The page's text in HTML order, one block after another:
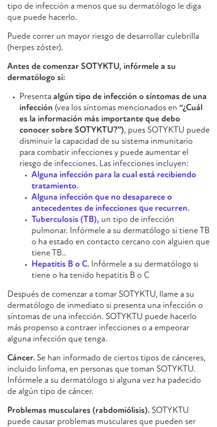
tipo de infección a menos que su dermatólogo le diga
que puede hacerlo.
Puede correr un mayor riesgo de desarrollar culebrilla
(herpes zóster).
Antes de comenzar SOTYKTU, infórmele a su
dermatólogo si:
Presenta algún tipo de infección o síntomas de una
infección (vea los síntomas mencionados en “¿Cuál
es la información más importante que debo
conocer sobre SOTYKTU?”), pues SOTYKTU puede
disminuir la capacidad de su sistema inmunitario
para combatir infecciones y puede aumentar el
riesgo de infecciones. Las infecciones incluyen:
Alguna infección para la cual está recibiendo
tratamiento.
Alguna infección que no desaparece o
antecedentes de infecciones que recurren.
Tuberculosis (TB), un tipo de infección
pulmonar. Infórmele a su dermatólogo si tiene TB
o ha estado en contacto cercano con alguien que
tiene TB..
Hepatitis B o C. Infórmele a su dermatólogo si
tiene o ha tenido hepatitis B o C
Después de comenzar a tomar SOTYKTU, llame a su
dermatólogo de inmediato si presenta una infección o
síntomas de una infección. SOTYKTU puede hacerlo
más propenso a contraer infecciones o a empeorar
alguna infección que tenga.
Cáncer. Se han informado de ciertos tipos de cánceres,
incluido linfoma, en personas que toman SOTYKTU.
Infórmele a su dermatólogo si alguna vez ha padecido
de algún tipo de cáncer.
Problemas musculares (rabdomiólisis). SOTYKTU
puede causar problemas musculares que pueden ser